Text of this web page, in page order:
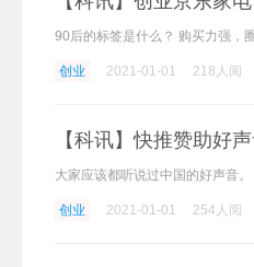
创业 2021-01-01 218人阅
【科讯】快推赞助好
创业 2021-01-01 254人阅